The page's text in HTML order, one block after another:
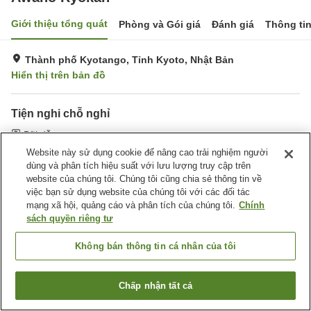
Giới thiệu tổng quát Phòng và Gói giá Đánh giá Thông
Thành phố Kyotango, Tỉnh Kyoto, Nhật Bản
Hiển thị trên bản đồ
Tiện nghi chỗ nghỉ
Bãi đỗ xe
Trang chủ Nhật Bản Tỉnh Kyoto
Thành phố Kyotango
Awano Ryokan
Tìm phòng trống
Website này sử dụng cookie để nâng cao trải nghiệm người
dùng và phân tích hiệu suất với lưu lượng truy cập trên
website của chúng tôi. Chúng tôi cũng chia sẻ thông tin về
việc bạn sử dụng website của chúng tôi với các đối tác
mạng xã hội, quảng cáo và phân tích của chúng tôi. Chính
sách quyền riêng tư
Không bán thông tin cá nhân của tôi
Chấp nhận tất cả